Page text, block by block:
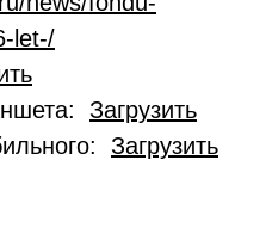
let-/
Загрузить
Загрузить